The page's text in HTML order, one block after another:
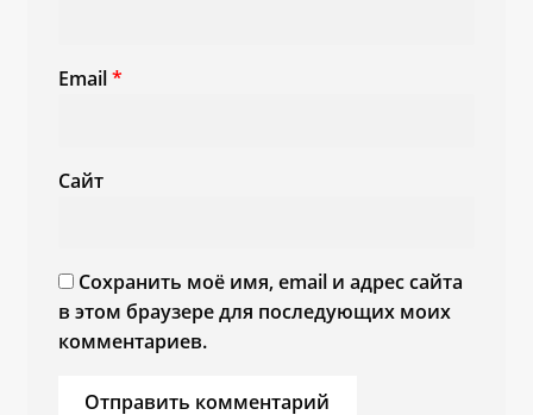
Email*
Сайт
Сохранить моё имя, email и адрес сайта
в этом браузере для последующих моих
комментариев.